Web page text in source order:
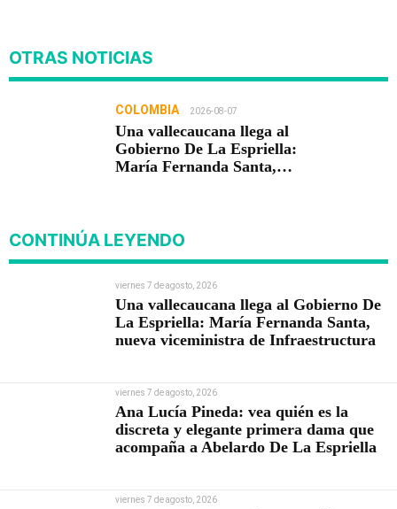
OTRAS NOTICIAS
COLOMBIA 2026-08-07
Una vallecaucana llega al
Gobierno De La Espriella:
María Fernanda Santa,
CONTINÚA LEYENDO
viernes 7 de agosto, 2026
Una vallecaucana llega al Gobierno De
La Espriella: María Fernanda Santa,
nueva viceministra de Infraestructura
viernes 7 de agosto, 2026
Ana Lucía Pineda: vea quién es la
discreta y elegante primera dama que
acompaña a Abelardo De La Espriella
viernes 7 de agosto, 2026